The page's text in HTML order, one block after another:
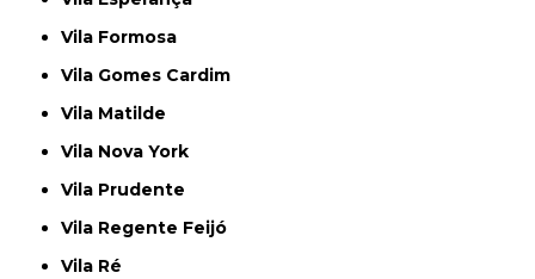
Vila Formosa
Vila Gomes Cardim
Vila Matilde
Vila Nova York
Vila Prudente
Vila Regente Feijó
Vila Ré